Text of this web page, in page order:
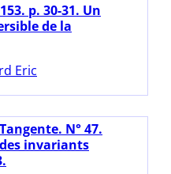
p. 30-31. Un
de la
Eric
N° 47.
invariants